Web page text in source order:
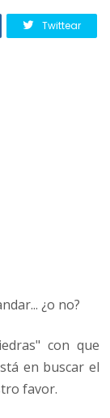
Twittear
¿o no?
con que
en buscar el
favor.